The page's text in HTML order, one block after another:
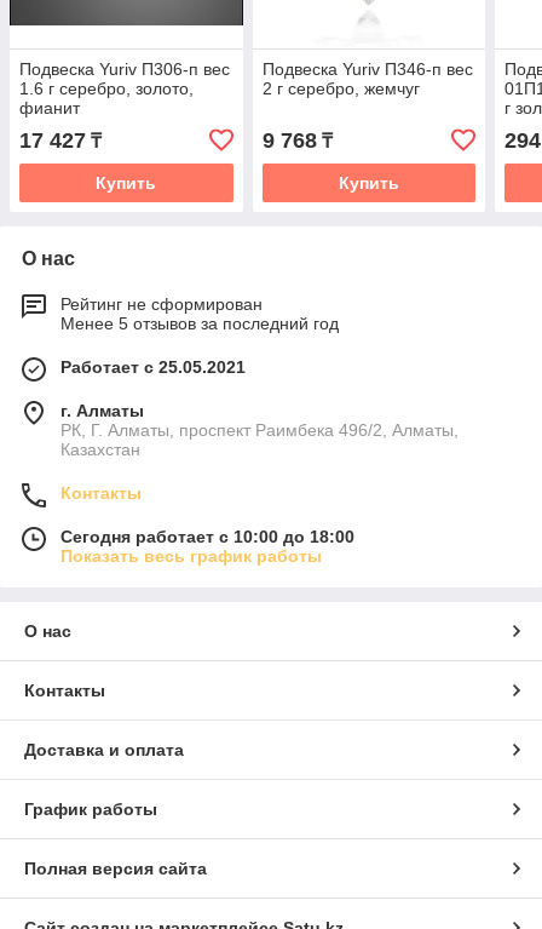
Подвеска Yuriv П306-п вес
1.6 г серебро, золото,
фианит
17 427 ₸
Купить
Подвеска Yuriv П346-п вес
2 г серебро, жемчуг
9 768₸
Купить
г
О нас
Рейтинг не сформирован
Менее 5 отзывов за последний год
Работает с 25.05.2021
г. Алматы
РК, Г. Алматы, проспект Раимбека 496/2, Алматы,
Казахстан
Контакты
Сегодня работает с 10:00 до 18:00
Показать весь график работы
О нас
Контакты
Доставка и оплата
График работы
Полная версия сайта